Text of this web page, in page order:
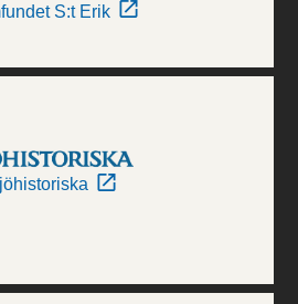
S:t Erik